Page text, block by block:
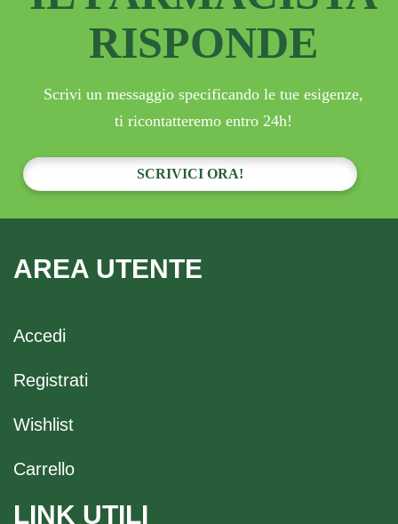
RISPONDE
Scrivi un messaggio specificando le tue esigenze,
ti ricontatteremo entro 24h!
SCRIVICI ORA!
AREA UTENTE
Accedi
Registrati
Wishlist
Carrello
LINK UTILI